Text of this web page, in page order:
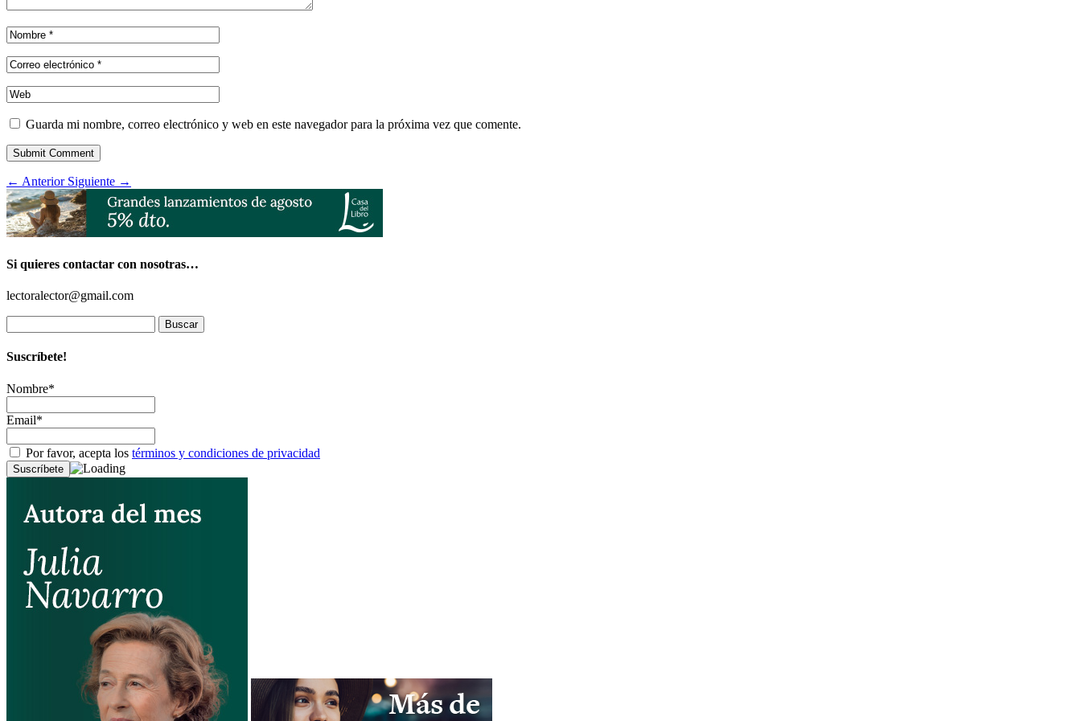
Guarda mi nombre, correo electrónico y web en este navegador para la próxima vez que comente.
Submit Comment
← Anterior Siguiente →
Si quieres contactar con nosotras…
lectoralector@gmail.com
Suscríbete!
Nombre*
Email*
Por favor, acepta los términos y condiciones de privacidad